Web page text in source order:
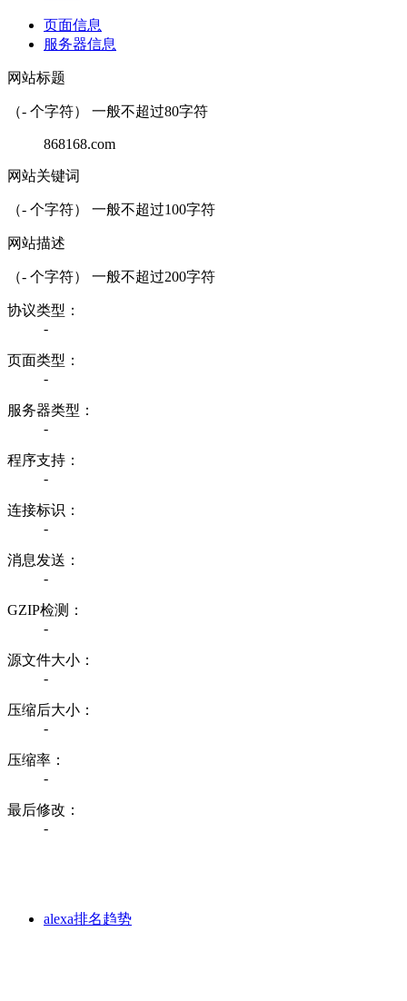
页面信息
服务器信息
网站标题
（- 个字符） 一般不超过80字符
868168.com
网站关键词
（- 个字符） 一般不超过100字符
网站描述
（- 个字符） 一般不超过200字符
协议类型：
-
页面类型：
-
服务器类型：
-
程序支持：
-
连接标识：
-
消息发送：
-
GZIP检测：
-
源文件大小：
-
压缩后大小：
-
压缩率：
-
最后修改：
-
alexa排名趋势